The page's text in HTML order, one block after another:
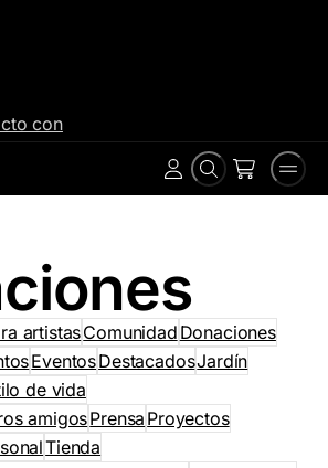
con
Buscar
en
Cuenta
artistasComunidad Donaciones
EventosDestacadosJardín
de vida
amigosPrensa Proyectos
Tienda